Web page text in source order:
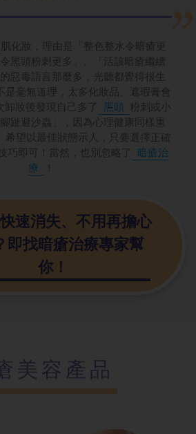
肌化妝，理由是「整色整水令暗瘡更
黑頭粉刺更多」、「活該暗瘡繼續
惡毒語言那麼多，光聽都覺得很生
是毫無道理，太多化妝品、遮瑕膏會
卸妝後發現自己多了
黑頭
粉刺或小
趾避沙蟲」，因為心理健康同樣重
希望以最佳狀態示人，只要選擇正確
巧即可！當然，也別忽略了
暗瘡治
療
！
速消失、不用再擔心
即找暗瘡治療專家幫
你！
美容產品